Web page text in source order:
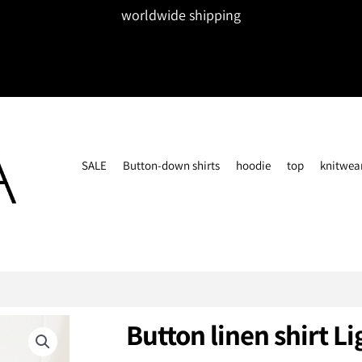
worldwide shipping
SALE Button-down shirts hoodie top
Button linen shirt